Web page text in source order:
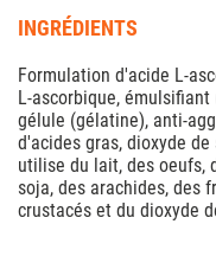
INGRÉDIENTS
Formulation d'acide L-
L-ascorbique,
gélule (gélatine), anti-
d'acides gras, dioxyde
utilise du lait, des oeufs,
soja, des arachides, des
crustacés et du dioxyde